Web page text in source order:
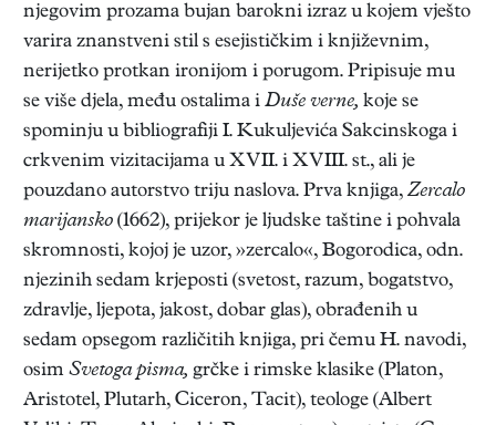
njegovim prozama bujan barokni izraz u kojem vješto
varira znanstveni stil s esejističkim i književnim,
nerijetko protkan ironijom i porugom. Pripisuje mu
se više djela, među ostalima i Duše verne, koje se
spominju u bibliografiji I. Kukuljevića Sakcinskoga i
crkvenim vizitacijama u XVII. i XVIII. st., ali je
pouzdano autorstvo triju naslova. Prva knjiga, Zercalo
marijansko (1662), prijekor je ljudske taštine i pohvala
skromnosti, kojoj je uzor, »zercalo«, Bogorodica, odn.
njezinih sedam krjeposti (svetost, razum, bogatstvo,
zdravlje, ljepota, jakost, dobar glas), obrađenih u
sedam opsegom različitih knjiga, pri čemu H. navodi,
osim Svetoga pisma, grčke i rimske klasike (Platon,
Aristotel, Plutarh, Ciceron, Tacit), teologe (Albert